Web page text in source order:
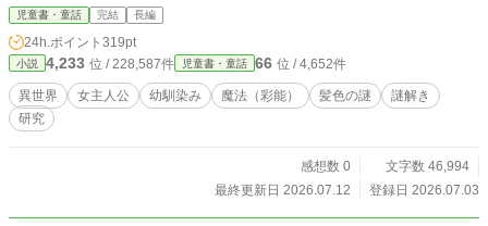
と極限の訓練の末、フェリナの彩能はついに目覚めた。それ
は髪色と同じく、誰も見たことのない力だった。 現れた彩能
について、知れば知るほど謎が深まる。 その髪色の謎を解く
たび、過去の傷もフェリナの心も癒えていって── 彩能の発
現だけを求め続けた少女が結果を手にしたとき、彼女の目に
映る世界は鮮やかに色を変える。
児童書・童話 完結 長編
24h.ポイント 319pt
小説 4,233 位 / 228,587件 児童書・童話 66 位 / 4,652件
異世界 女主人公 幼馴染み 魔法（彩能） 髪色の謎
謎解き
研究
感想数 0
文字数 46,994
最終更新日 2026.07.12
登録日 2026.07.03